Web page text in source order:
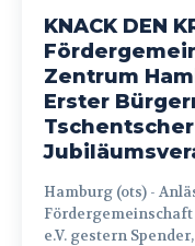
KNACK DEN
Zentrum
Erster
Hamburg (ots) - Anlässlich ihres 50. Jubiläums lud die
e.V. gestern